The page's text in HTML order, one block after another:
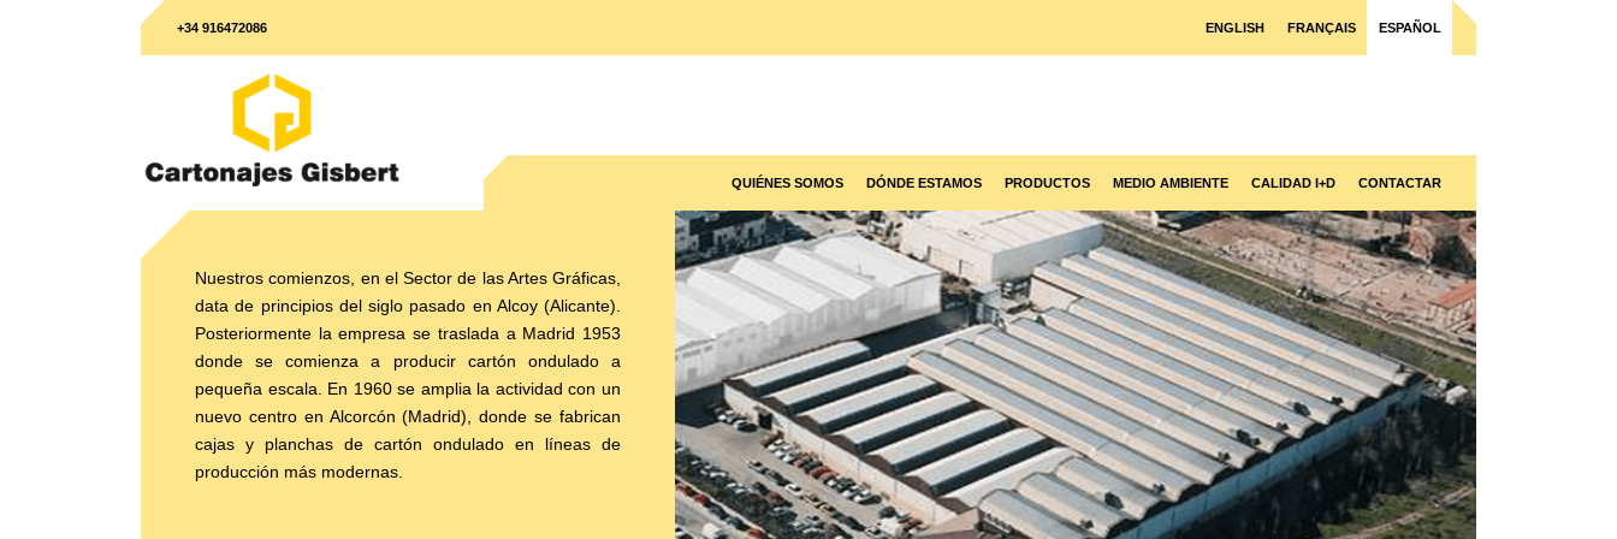
+34 916472086 ENGLISH FRANÇAIS ESPAÑOL
QUIÉNES SOMOS DÓNDE ESTAMOS PRODUCTOS MEDIO AMBIENTE CALIDAD I+D CONTACTAR
Nuestros comienzos, en el Sector de las Artes Gráficas,
data de principios del siglo pasado en Alcoy (Alicante).
Posteriormente la empresa se traslada a Madrid 1953
donde se comienza a producir cartón ondulado a
pequeña escala. En 1960 se amplia la actividad con un
nuevo centro en Alcorcón (Madrid), donde se fabrican
cajas y planchas de cartón ondulado en líneas de
producción más modernas.